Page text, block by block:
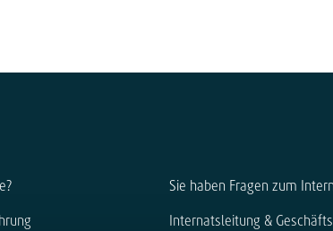
Sie haben Fragen zum
Internatsleitung &